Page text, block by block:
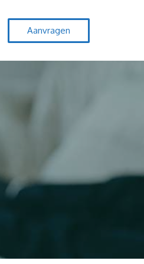
Aanvragen